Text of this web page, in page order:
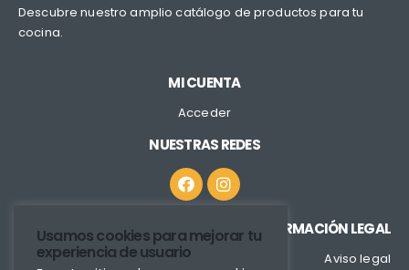
Descubre nuestro amplio catálogo de productos para tu
cocina.
MI CUENTA
Acceder
NUESTRAS REDES
INFORMACIÓN LEGAL
Aviso legal
Usamos cookies para mejorar tu
experiencia de usuario